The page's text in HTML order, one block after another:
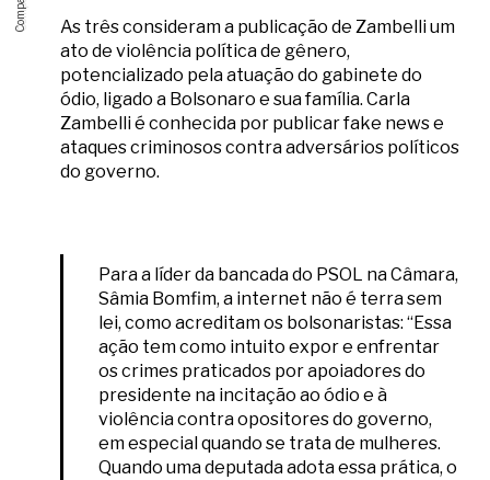
As três consideram a publicação de Zambelli um
ato de violência política de gênero,
potencializado pela atuação do gabinete do
ódio, ligado a Bolsonaro e sua família. Carla
Zambelli é conhecida por publicar fake news e
ataques criminosos contra adversários políticos
do governo.
Para a líder da bancada do PSOL na Câmara,
Sâmia Bomfim, a internet não é terra sem
lei, como acreditam os bolsonaristas: “Essa
ação tem como intuito expor e enfrentar
os crimes praticados por apoiadores do
presidente na incitação ao ódio e à
violência contra opositores do governo,
em especial quando se trata de mulheres.
Quando uma deputada adota essa prática, o